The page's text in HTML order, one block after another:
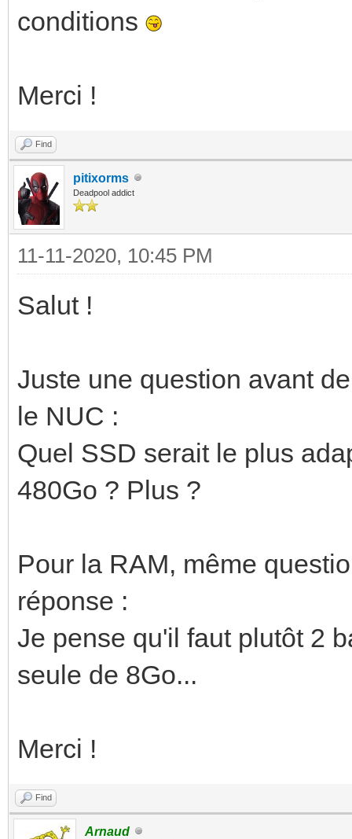
conditions
Merci !
Find
pitixorms
Deadpool addict
11-11-2020, 10:45 PM
Salut !
Juste une question avant
le NUC :
Quel SSD serait le plus
480Go ? Plus ?
Pour la RAM, même
réponse :
Je pense qu'il faut plutôt 2
seule de 8Go...
Merci !
Find
Arnaud